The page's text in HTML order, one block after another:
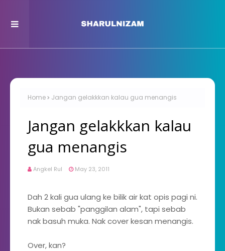
Home Jangan gelakkkan kalau gua menangis
Jangan gelakkkan kalau
gua menangis
Angkel Rul May 23, 2011
Dah 2 kali gua ulang ke bilik air kat opis pagi ni.
Bukan sebab "panggilan alam", tapi sebab
nak basuh muka. Nak cover kesan menangis.
Over, kan?